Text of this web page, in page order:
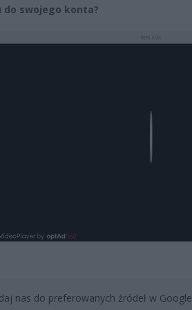
do swojego konta?
nas do preferowanych źródeł w Google